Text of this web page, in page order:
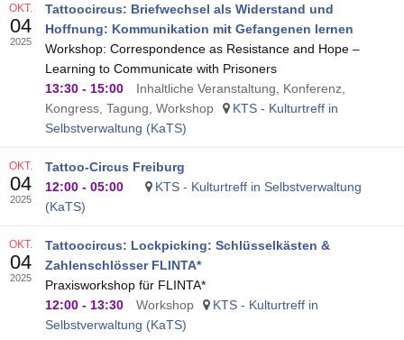
Tattoocircus: Briefwechsel als Widerstand und
Hoffnung: Kommunikation mit Gefangenen lernen
Workshop: Correspondence as Resistance and Hope –
Learning to Communicate with Prisoners
13:30 - 15:00
Inhaltliche Veranstaltung, Konferenz,
Kongress, Tagung, Workshop
KTS - Kulturtreff in
Selbstverwaltung (KaTS)
OKT.
04
2025
Tattoo-Circus Freiburg
12:00 - 05:00
KTS - Kulturtreff in Selbstverwaltung
(KaTS)
OKT.
04
2025
Tattoocircus: Lockpicking: Schlüsselkästen &
Zahlenschlösser FLINTA*
Praxisworkshop für FLINTA*
12:00 - 13:30 Workshop
KTS - Kulturtreff in
Selbstverwaltung (KaTS)
OKT.
04
2025